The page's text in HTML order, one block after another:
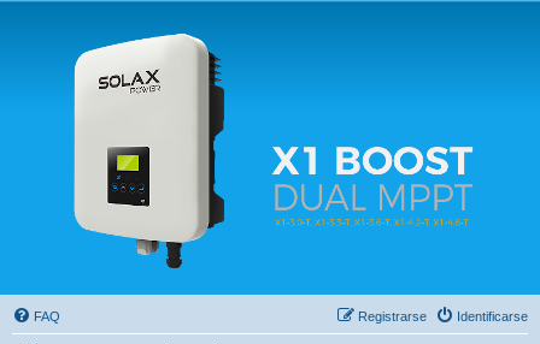
Solax FAQ
Lugar para intercambiar dudas sobre inversores solares Solax y temas relacionados.
FAQ Identificarse
Registrarse